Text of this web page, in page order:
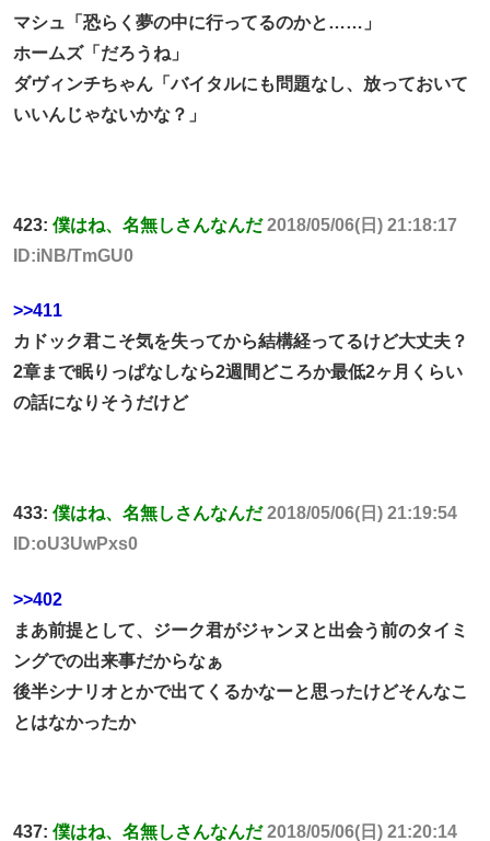
マシュ「恐らく夢の中に行ってるのかと……」
ホームズ「だろうね」
ダヴィンチちゃん「バイタルにも問題なし、放っておいて
いいんじゃないかな？」
423: 僕はね、名無しさんなんだ 2018/05/06(日) 21:18:17
ID:iNB/TmGU0
>>411
カドック君こそ気を失ってから結構経ってるけど大丈夫？
2章まで眠りっぱなしなら2週間どころか最低2ヶ月くらい
の話になりそうだけど
433: 僕はね、名無しさんなんだ 2018/05/06(日) 21:19:54
ID:oU3UwPxs0
>>402
まあ前提として、ジーク君がジャンヌと出会う前のタイミ
ングでの出来事だからなぁ
後半シナリオとかで出てくるかなーと思ったけどそんなこ
とはなかったか
437: 僕はね、名無しさんなんだ 2018/05/06(日) 21:20:14